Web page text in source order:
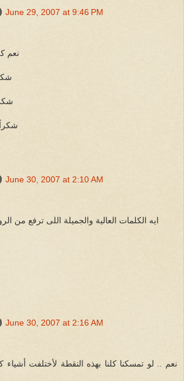
June 29, 2007 at 9:46 PM
نعم
June 30, 2007 at 2:10 AM
ايه الكلمات العالية والجميلة اللى ترفع من
June 30, 2007 at 2:16 AM
نعم .. لو تمسكنا كلنا بهذه النقطة لأختلفت أشياء